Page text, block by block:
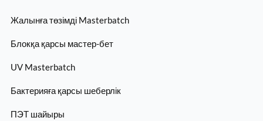
Жалынға төзімді Masterbatch
Блокқа қарсы мастер-бет
UV Masterbatch
Бактерияға қарсы шеберлік
ПЭТ шайыры